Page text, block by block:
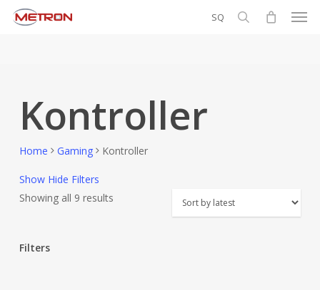
Skip
SQ
Kontroller
Home Gaming Kontroller
Show Hide Filters
Showing all 9 resultsSorted
Filters